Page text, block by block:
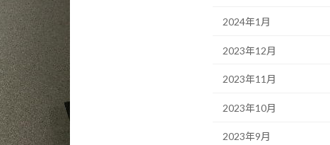
2024年1月
2023年12月
2023年11月
2023年10月
2023年9月